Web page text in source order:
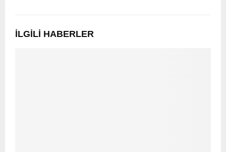
İLGILI HABERLER